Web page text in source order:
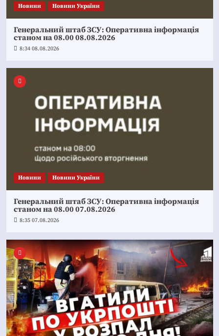
Новини Новини України
Генеральний штаб ЗСУ: Оперативна інформація
станом на 08.00 08.08.2026
8:34 08.08.2026
Новини Новини України
Генеральний штаб ЗСУ: Оперативна інформація
станом на 08.00 07.08.2026
8:35 07.08.2026